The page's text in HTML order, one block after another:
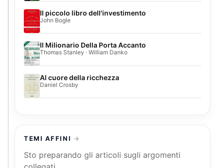
Il piccolo libro dell'investimento
John Bogle
Il Milionario Della Porta Accanto
Thomas Stanley · William Danko
Al cuore della ricchezza
Daniel Crosby
TEMI AFFINI
Sto preparando gli articoli sugli argomenti